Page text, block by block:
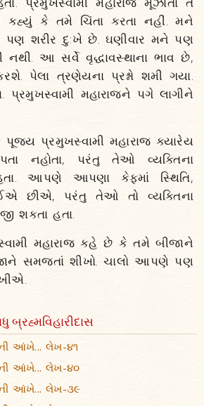
કહ્યું કે તમે ચિંતા કરતા નહીં. મને
શરીર દુ:ખે છે. ઘણીવાર મને પણ
નથી. આ સર્વે વૃદ્ધાવસ્થાના ભાવ છે,
પેલા ત્રણેયના પ્રશ્નો શમી ગયા.
મહારાજને પગે લાગીને
પ્રમુખસ્વામી મહારાજ ક્યારેય
નહોતા, પરંતુ તેઓ વ્યક્તિના
આપણે આપણા કેફમાં સ્થિતિ,
છીએ, પરંતુ તેઓ તો વ્યક્તિના
શકતા હતા.
મહારાજ કહે છે કે તમે બીજાને
સમજતાં શીખો. ચાલો આપણે પણ
બ્રહ્મવિહારીદાસ
આંખે... લેખ-૪૧
આંખે... લેખ-૪૦
આંખે... લેખ-૩૯